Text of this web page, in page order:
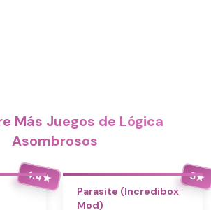
Más Juegos de Lógica
Asombrosos
4.4★ 5★
Parasite (Incredibox
Mod)